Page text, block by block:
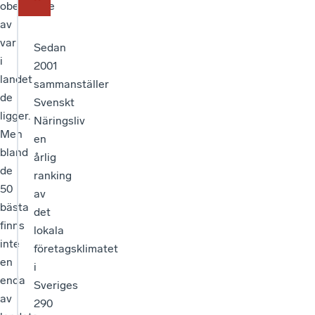
oberoende
av
var
i
landet
de
ligger.
Men
bland
de
50
bästa
finns
inte
en
enda
av
Kävlinge 59
Östra
Ystad
Åstorp
Hörby
Lund 98
Eslöv
Sedan
2001
sammanställer
Svenskt
Näringsliv
en
årlig
ranking
av
det
lokala
företagsklimatet
i
Sveriges
290